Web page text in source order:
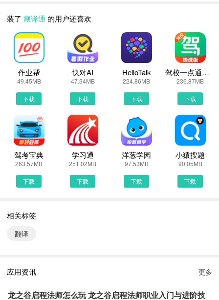
游藏无忧。
【我的收藏】
联网登录后进行收藏，可在多设备间同步您的收藏内容，省时省力。
【每日一句】
每天更新优美的双语语句和精美图片，轻松学习藏语。
【圈子】
集合了每日一句、常用语句、精选文章等内容，可使您领略藏语之
藏译通更新说明：
【本次更新】
1. 修复了一些紧急bug
2.新增开屏广告功能
下载藏译通到手机上面的方法有很多。 安卓系统的手机可以在豌豆
荚或者PP助手等手机助手里面一键下载安装！也可以通过电脑端用
5.7.6
首先，我们手机里要有一个浏览器，小编比较喜欢用UC浏览器，当
装了 藏译通 的用户还喜欢
作业帮
49.45MB
下载
快对AI
47.34MB
下载
HelloTalk
224.86MB
下载
驾校一点通极速版
236.87MB
下载
驾考宝典
263.57MB
下载
学习通
251.02MB
下载
洋葱学园
97.53MB
下载
小猿搜题
90.05MB
下载
相关标签
翻译
应用资讯 更多
龙之谷启程法师怎么玩 龙之谷启程法师职业入门与进阶技